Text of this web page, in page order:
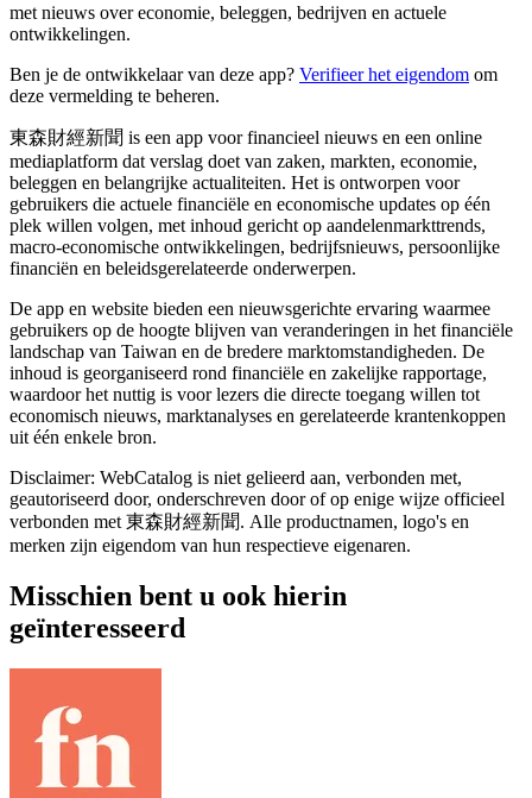
met nieuws over economie, beleggen, bedrijven en actuele
ontwikkelingen.
Ben je de ontwikkelaar van deze app? Verifieer het eigendom om
deze vermelding te beheren.
東森財經新聞 is een app voor financieel nieuws en een online
mediaplatform dat verslag doet van zaken, markten, economie,
beleggen en belangrijke actualiteiten. Het is ontworpen voor
gebruikers die actuele financiële en economische updates op één
plek willen volgen, met inhoud gericht op aandelenmarkttrends,
macro-economische ontwikkelingen, bedrijfsnieuws, persoonlijke
financiën en beleidsgerelateerde onderwerpen.
De app en website bieden een nieuwsgerichte ervaring waarmee
gebruikers op de hoogte blijven van veranderingen in het financiële
landschap van Taiwan en de bredere marktomstandigheden. De
inhoud is georganiseerd rond financiële en zakelijke rapportage,
waardoor het nuttig is voor lezers die directe toegang willen tot
economisch nieuws, marktanalyses en gerelateerde krantenkoppen
uit één enkele bron.
Disclaimer: WebCatalog is niet gelieerd aan, verbonden met,
geautoriseerd door, onderschreven door of op enige wijze officieel
verbonden met 東森財經新聞. Alle productnamen, logo's en
merken zijn eigendom van hun respectieve eigenaren.
Misschien bent u ook hierin
geïnteresseerd